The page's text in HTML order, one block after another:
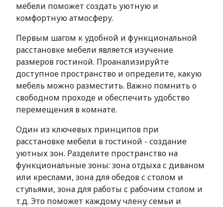
мебели поможет создать уютную и
комфортную атмосферу.
Первым шагом к удобной и функциональной
расстановке мебели является изучение
размеров гостиной. Проанализируйте
доступное пространство и определите, какую
мебель можно разместить. Важно помнить о
свободном проходе и обеспечить удобство
перемещения в комнате.
Один из ключевых принципов при
расстановке мебели в гостиной - создание
уютных зон. Разделите пространство на
функциональные зоны: зона отдыха с диваном
или креслами, зона для обедов с столом и
стульями, зона для работы с рабочим столом и
т.д. Это поможет каждому члену семьи и